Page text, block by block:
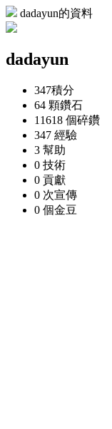
dadayun的資料
dadayun
347積分
64 顆鑽石
11618 個碎鑽
347 經驗
3 幫助
0 技術
0 貢獻
0 次宣傳
0 個金豆